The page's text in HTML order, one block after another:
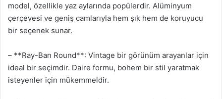
model, özellikle yaz aylarında popülerdir. Alüminyum
çerçevesi ve geniş camlarıyla hem şık hem de koruyucu
bir seçenek sunar.
– **Ray-Ban Round**: Vintage bir görünüm arayanlar için
ideal bir seçimdir. Daire formu, bohem bir stil yaratmak
isteyenler için mükemmeldir.